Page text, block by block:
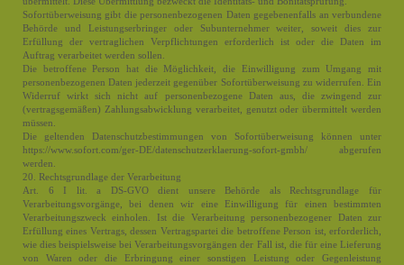
Sofortüberweisung gibt die personenbezogenen Daten gegebenenfalls an verbundene
Behörde und Leistungserbringer oder Subunternehmer weiter, soweit dies zur
Erfüllung der vertraglichen Verpflichtungen erforderlich ist oder die Daten im
Auftrag verarbeitet werden sollen.
Die betroffene Person hat die Möglichkeit, die Einwilligung zum Umgang mit
personenbezogenen Daten jederzeit gegenüber Sofortüberweisung zu widerrufen. Ein
Widerruf wirkt sich nicht auf personenbezogene Daten aus, die zwingend zur
(vertragsgemäßen) Zahlungsabwicklung verarbeitet, genutzt oder übermittelt werden
müssen.
Die geltenden Datenschutzbestimmungen von Sofortüberweisung können unter
https://www.sofort.com/ger-DE/datenschutzerklaerung-sofort-gmbh/ abgerufen
werden.
20. Rechtsgrundlage der Verarbeitung
Art. 6 I lit. a DS-GVO dient unsere Behörde als Rechtsgrundlage für
Verarbeitungsvorgänge, bei denen wir eine Einwilligung für einen bestimmten
Verarbeitungszweck einholen. Ist die Verarbeitung personenbezogener Daten zur
Erfüllung eines Vertrags, dessen Vertragspartei die betroffene Person ist, erforderlich,
wie dies beispielsweise bei Verarbeitungsvorgängen der Fall ist, die für eine Lieferung
von Waren oder die Erbringung einer sonstigen Leistung oder Gegenleistung